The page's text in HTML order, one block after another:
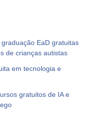
EaD gratuitas
de crianças autistas
em tecnologia e
gratuitos de IA e